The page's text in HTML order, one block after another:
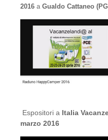
2016 a Gualdo Cattaneo
Espositori a Italia
marzo 2016